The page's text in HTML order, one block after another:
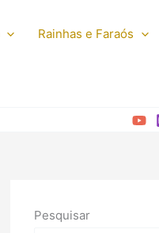
Rainhas e Faraós
Pesquisar